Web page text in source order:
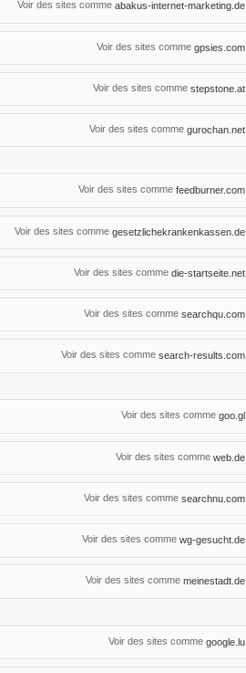
Voir des sites comme abakus-internet-marketing.de
Voir des sites comme gpsies.com
Voir des sites comme stepstone.at
Voir des sites comme gurochan.net
Voir des sites comme feedburner.com
Voir des sites comme gesetzlichekrankenkassen.de
Voir des sites comme die-startseite.net
Voir des sites comme searchqu.com
Voir des sites comme search-results.com
Voir des sites comme goo.gl
Voir des sites comme web.de
Voir des sites comme searchnu.com
Voir des sites comme wg-gesucht.de
Voir des sites comme meinestadt.de
Voir des sites comme google.lu